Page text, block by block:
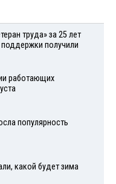
труда» за 25 лет
получили
работающих
популярность
какой будет зима